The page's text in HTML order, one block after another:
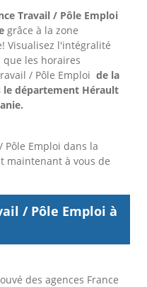
Travail / Pôle Emploi
grâce à la zone
Visualisez l'intégralité
les horaires
/ Pôle Emploi de la
le département Hérault
Pôle Emploi dans la
maintenant à vous de
/ Pôle Emploi à
des agences France